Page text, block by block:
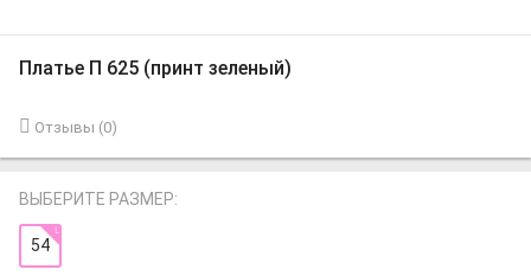
Платье П 625 (принт зеленый)
Отзывы (0)
ВЫБЕРИТЕ РАЗМЕР:
54